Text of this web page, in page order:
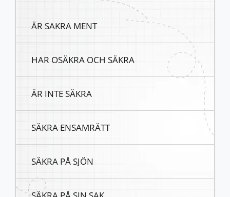
ÄR SAKRA MENT
HAR OSÄKRA OCH SÄKRA
ÄR INTE SÄKRA
SÄKRA ENSAMRÄTT
SÄKRA PÅ SJÖN